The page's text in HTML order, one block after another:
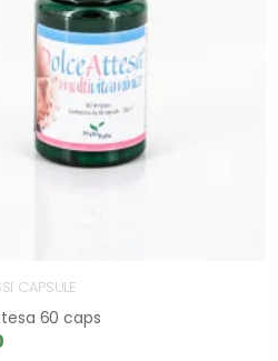
CAPSULE
60 caps